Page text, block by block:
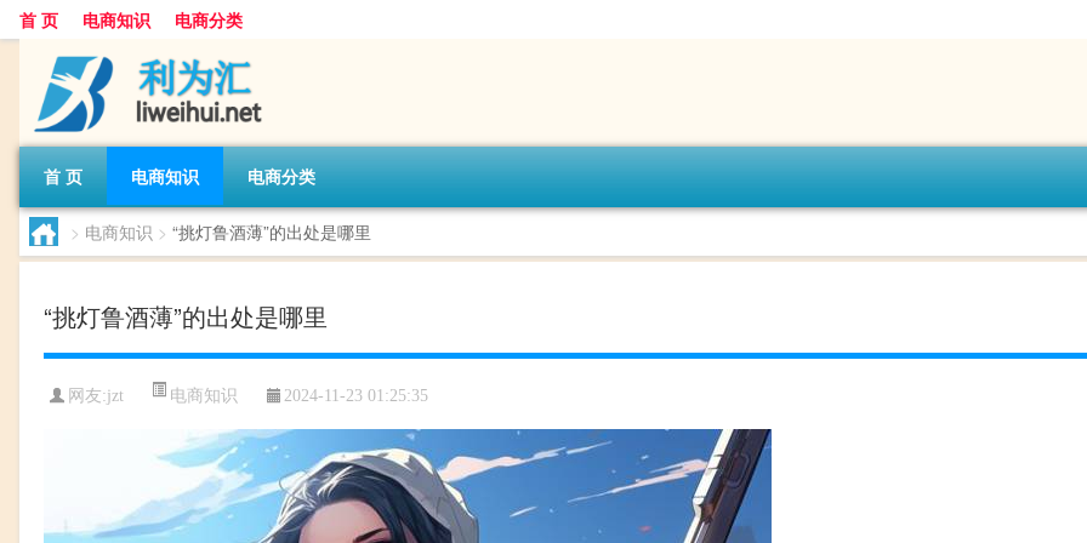
首 页 电商知识 电商分类
首 页 电商知识 电商分类
> 电商知识 > “挑灯鲁酒薄”的出处是哪里
“挑灯鲁酒薄”的出处是哪里
网友:jzt 电商知识 2024-11-23 01:25:35